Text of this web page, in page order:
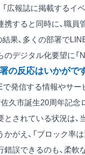
「広報誌に掲載する
携すると同時に、職
結果、多くの部署で
のデジタル化要望に「
の反応はいかがです
で発信する情報やサー
佐久市誕生20周年記
とされている状況は
かがえ、「ブロック率
錯誤できるのも、柔